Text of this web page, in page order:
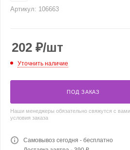
Артикул: 106663
202 ₽/шт
Уточнить наличие
ПОД ЗАКАЗ
Наши менеджеры обязательно свяжутся с
условия заказа
Самовывоз сегодня - бесплатно